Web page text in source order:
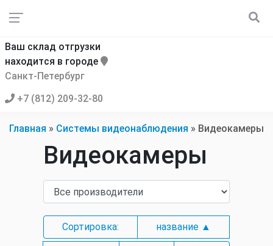
Ваш склад отгрузки
находится в городе
Санкт-Петербург
+7 (812) 209-32-80
Главная » Системы видеонаблюдения » Видеокамеры
Видеокамеры
Сортировка: название ▲